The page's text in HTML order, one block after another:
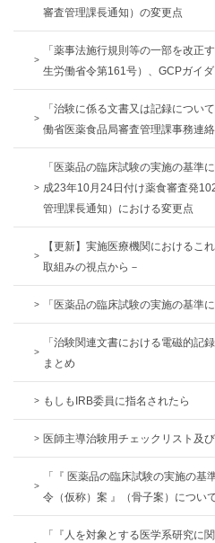
審査管理課長通知）の変更点
「薬事法施行規則等の一部を改正
生労働省令第161号）、GCPガイ
「治験に係る文書又は記録につい
働省医薬食品局審査管理課事務連
「医薬品の臨床試験の実施の基準
成23年10月24日付け薬食審査発
管理課長通知）における変更点
【更新】実施医療機関におけるこ
取組みの視点から－
「医薬品の臨床試験の実施の基準
「治験関連文書における電磁的記
まとめ
もしもIRB委員に指名されたら
医師主導治験用チェックリスト及
「『 医薬品の臨床試験の実施の
令（仮称）案 』（骨子案）について
「『人を対象とする医学系研究に